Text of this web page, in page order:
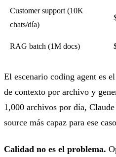
Customer support (10K
chats/día)
RAG batch (1M docs)
El escenario coding agent es
de contexto por archivo y
1,000 archivos por día,
source más capaz para ese
Calidad no es el problema.